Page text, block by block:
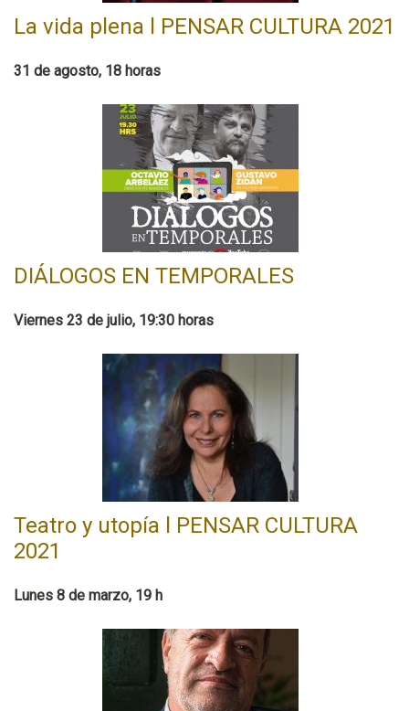
La vida plena l PENSAR CULTURA 2021
31 de agosto, 18 horas
DIÁLOGOS EN TEMPORALES
Viernes 23 de julio, 19:30 horas
Teatro y utopía l PENSAR CULTURA
2021
Lunes 8 de marzo, 19 h